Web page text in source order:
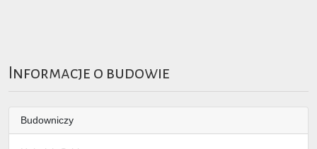
Informacje o budowie
Budowniczy